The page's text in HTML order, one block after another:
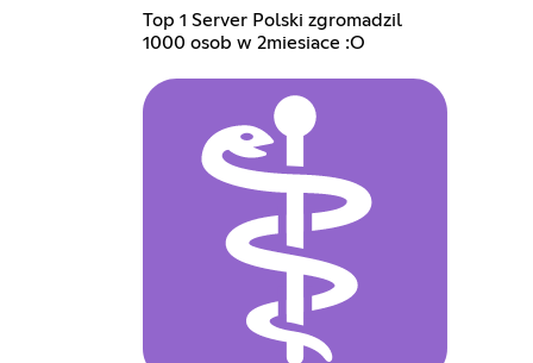
Top 1 Server Polski zgromadzil
1000 osob w 2miesiace :O